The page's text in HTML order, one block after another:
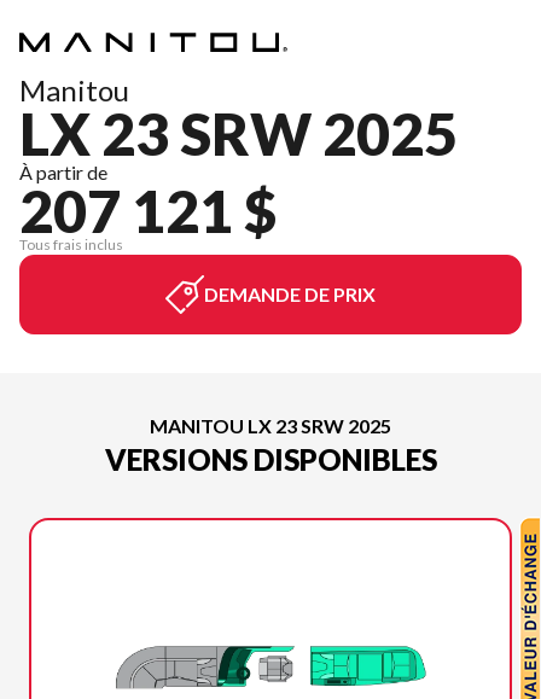
Manitou
LX 23 SRW 2025
À partir de
207 121 $
Tous frais inclus
DEMANDE DE PRIX
MANITOU LX 23 SRW 2025
VERSIONS DISPONIBLES